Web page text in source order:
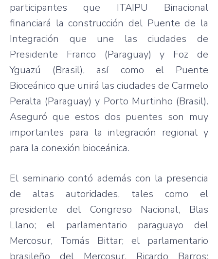
participantes que ITAIPU Binacional
financiará la construcción del Puente de la
Integración que une las ciudades de
Presidente Franco (Paraguay) y Foz de
Yguazú (Brasil), así como el Puente
Bioceánico que unirá las ciudades de Carmelo
Peralta (Paraguay) y Porto Murtinho (Brasil).
Aseguró que estos dos puentes son muy
importantes para la integración regional y
para la conexión bioceánica.
El seminario contó además con la presencia
de altas autoridades, tales como el
presidente del Congreso Nacional, Blas
Llano; el parlamentario paraguayo del
Mercosur, Tomás Bittar; el parlamentario
brasileño del Mercosur, Ricardo Barros;